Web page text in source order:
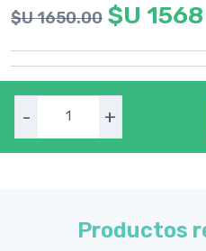
$U 1650.00 $U 1568
- +
Productos